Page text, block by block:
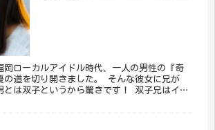
岡ローカルアイドル時代、一人の男性の『奇
の道を切り開きました。 そんな彼女に兄が
とは双子というから驚きです！ 双子兄はイ